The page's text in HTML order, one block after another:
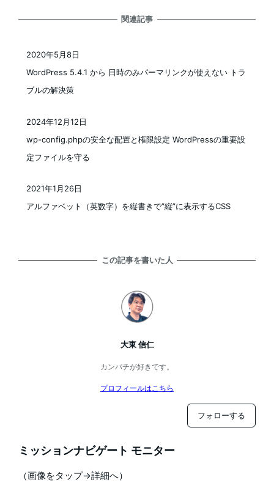
関連記事
WordPress 5.4.1 から 日時のみパーマリンクが使えない トラ
ブルの解決策
2020年5月8日
wp-config.phpの安全な配置と権限設定 WordPressの重要設
定ファイルを守る
2024年12月12日
アルファベット（英数字）を縦書きで”縦”に表示するCSS
2021年1月26日
この記事を書いた人
大東 信仁
カンパチが好きです。
プロフィールはこちら
フォローする
ミッションナビゲート モニター
（画像をタップ→詳細へ）